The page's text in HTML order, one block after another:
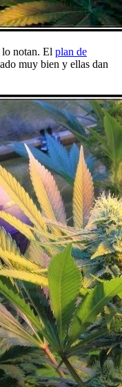
lo notan. El plan de
muy bien y ellas dan